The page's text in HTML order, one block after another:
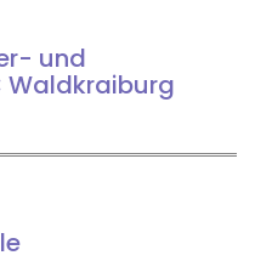
und
Waldkraiburg